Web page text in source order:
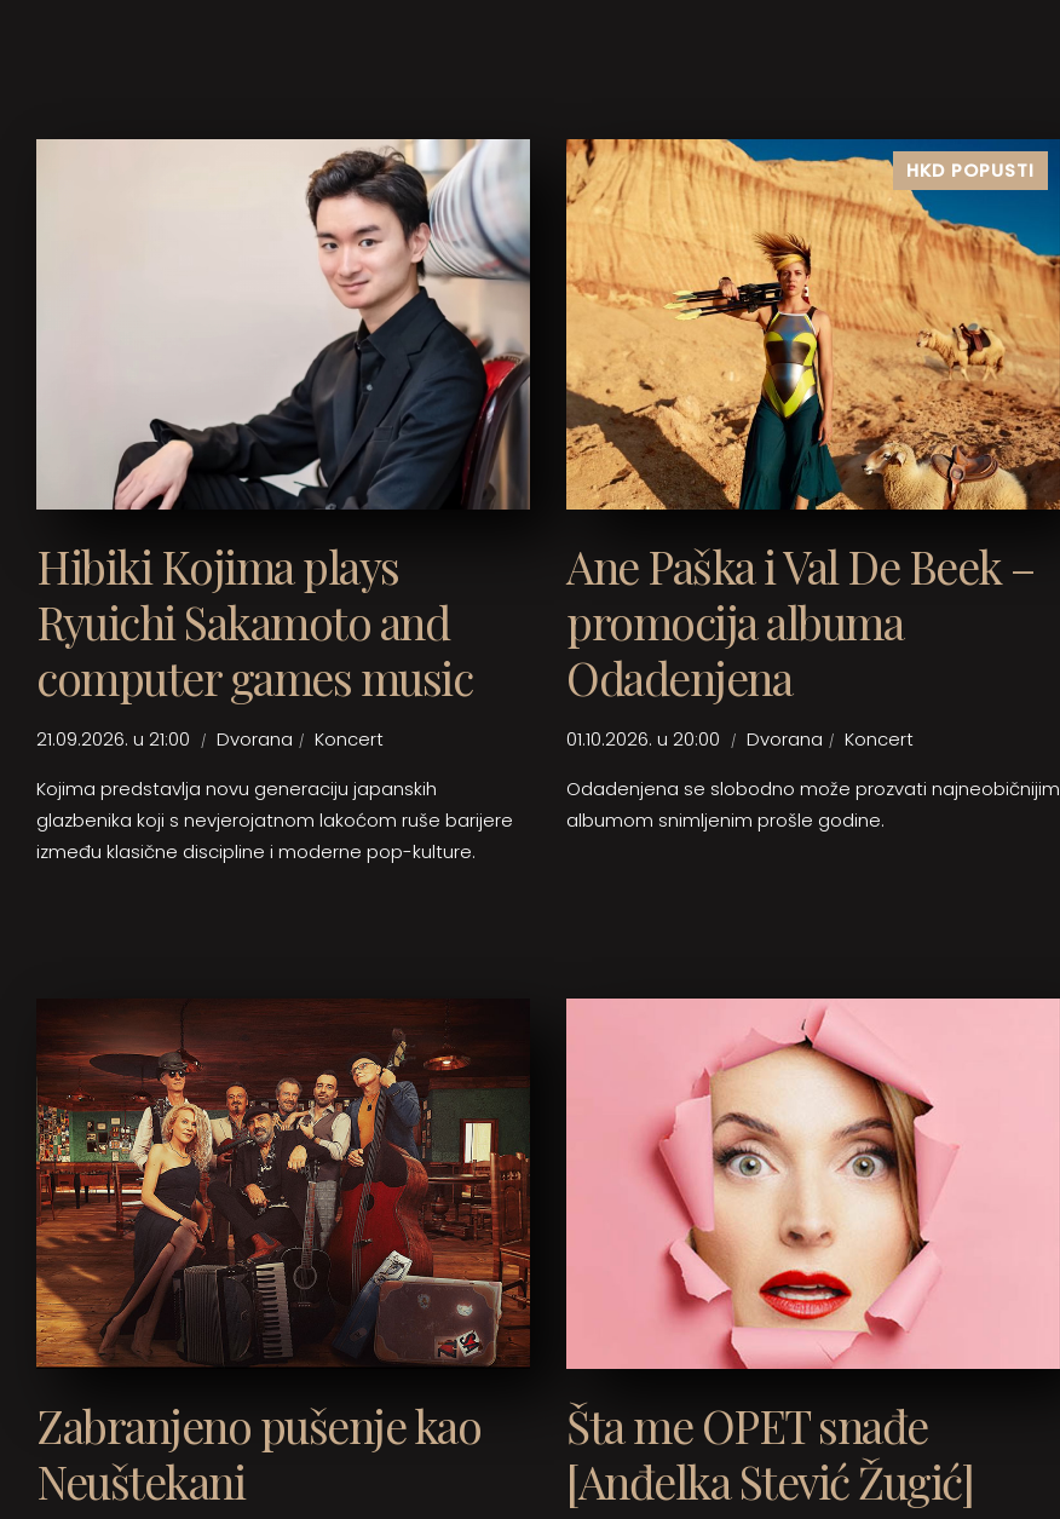
Hibiki Kojima plays
Ryuichi Sakamoto and
computer games music
21.09.2026. u 21:00 Dvorana
Koncert
Kojima predstavlja novu generaciju japanskih
glazbenika koji s nevjerojatnom lakoćom ruše barijere
između klasične discipline i moderne pop-kulture.
HKD POPUSTI
Ane Paška i Val De Beek –
promocija albuma
Odadenjena
01.10.2026. u 20:00 Dvorana
Koncert
Odadenjena se slobodno može prozvati najneobičnijim
albumom snimljenim prošle godine.
Zabranjeno pušenje kao
Neuštekani
Šta me OPET snađe
[Anđelka Stević Žugić]